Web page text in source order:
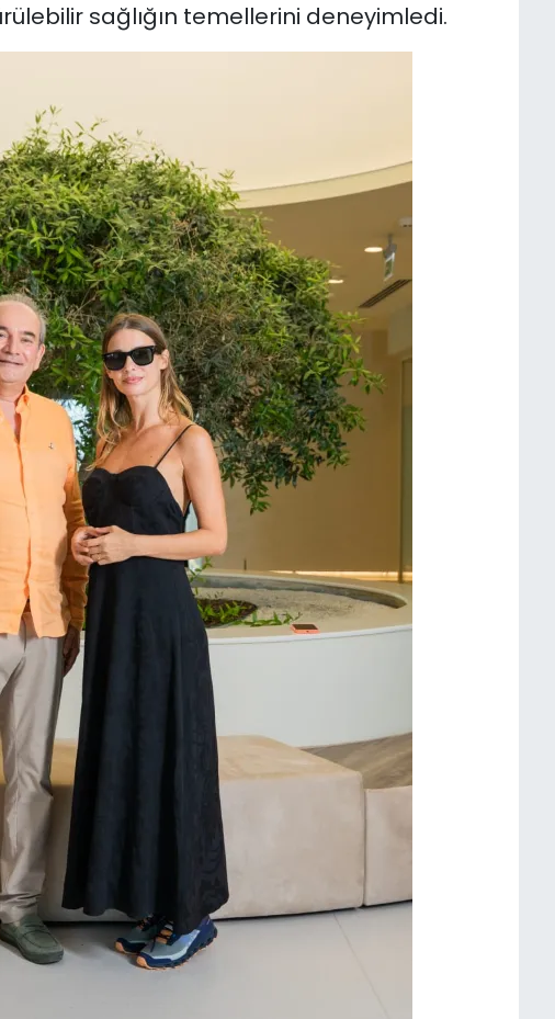
sağlığın temellerini deneyimledi.